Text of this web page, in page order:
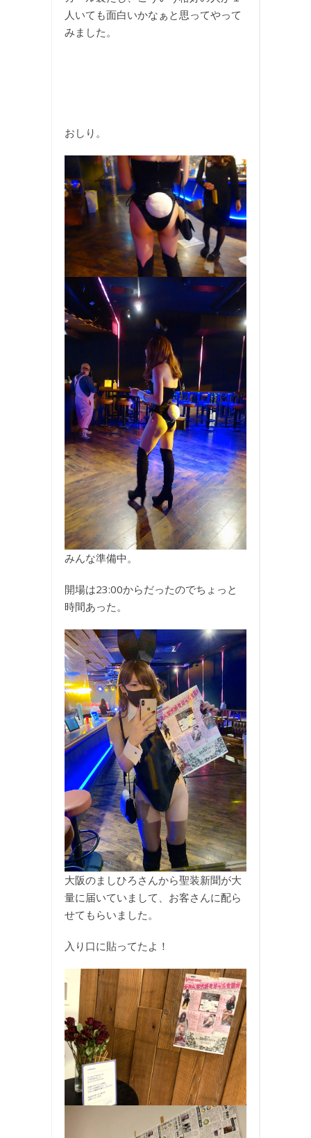
人いても面白いかなぁと思ってやって
みました。
おしり。
みんな準備中。
開場は23:00からだったのでちょっと
時間あった。
大阪のましひろさんから聖装新聞が大
量に届いていまして、お客さんに配ら
せてもらいました。
入り口に貼ってたよ！